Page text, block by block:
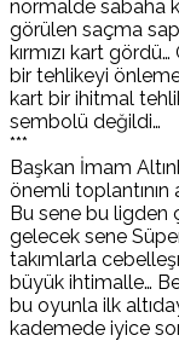
normalde sabaha
görülen saçma
kırmızı kart
bir tehlikeyi
kart bir ihitmal
sembolü değildi…
***
Başkan İmam
önemli toplantının
Bu sene bu ligden
gelecek sene
takımlarla
büyük ihtimalle…
bu oyunla ilk
kademede iyice